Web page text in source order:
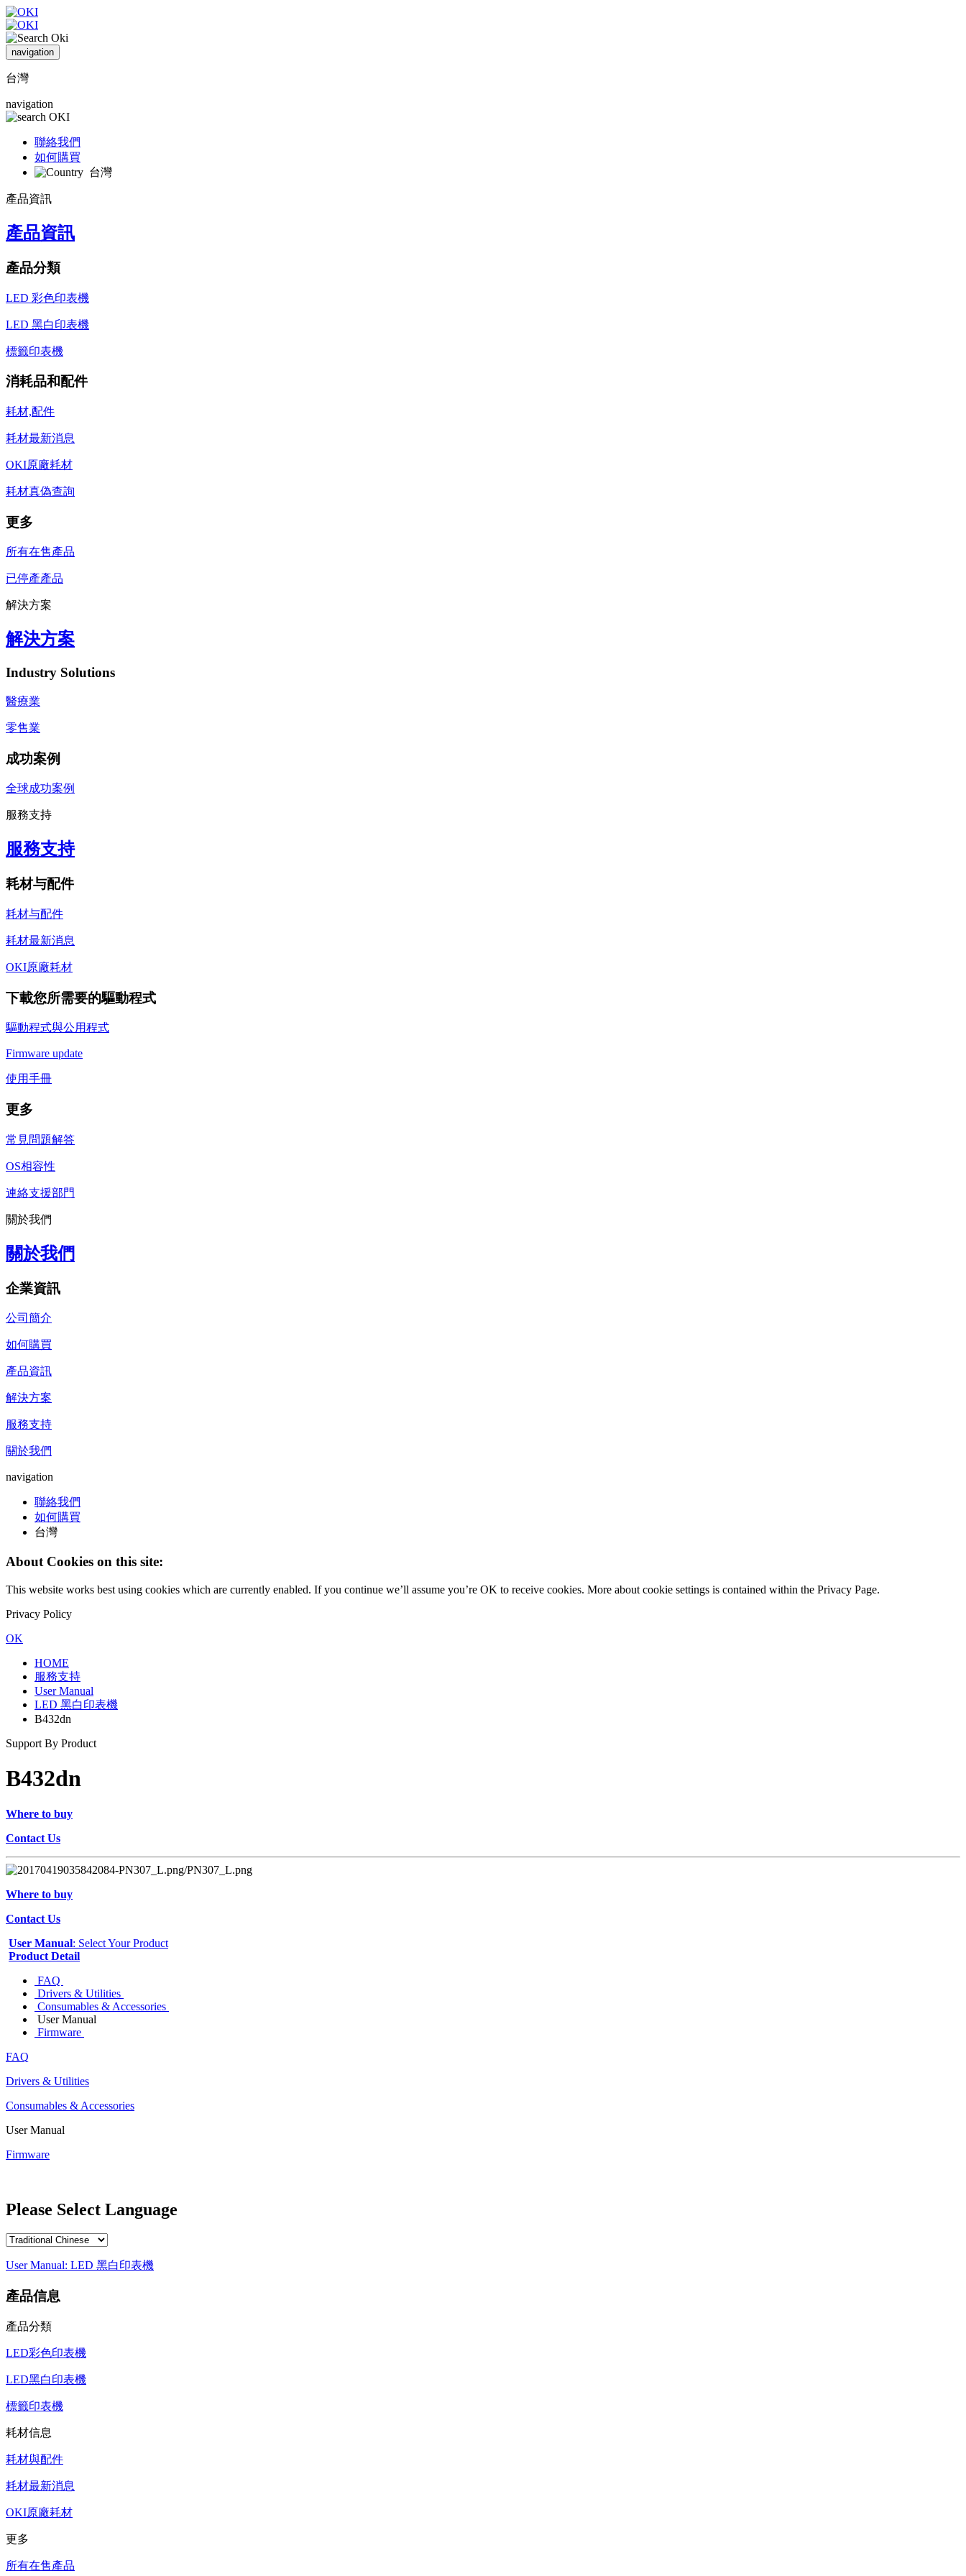
navigation
台灣
navigation
聯絡我們
如何購買
台灣
產品資訊
產品資訊
產品分類
LED 彩色印表機
LED 黑白印表機
標籤印表機
消耗品和配件
耗材,配件
耗材最新消息
OKI原廠耗材
耗材真偽查詢
更多
所有在售產品
已停產產品
解決方案
解決方案
Industry Solutions
醫療業
零售業
成功案例
全球成功案例
服務支持
服務支持
耗材与配件
耗材与配件
耗材最新消息
OKI原廠耗材
下載您所需要的驅動程式
驅動程式與公用程式
Firmware update
使用手冊
更多
常見問題解答
OS相容性
連絡支援部門
關於我們
關於我們
企業資訊
公司簡介
如何購買
產品資訊
解決方案
服務支持
關於我們
navigation
聯絡我們
如何購買
台灣
About Cookies on this site:
This website works best using cookies which are currently enabled. If you continue we’ll assume you’re OK to receive cookies. More about cookie settings is contained within the Privacy Page.
Privacy Policy
OK
HOME
服務支持
User Manual
LED 黑白印表機
B432dn
Support By Product
B432dn
Where to buy
Contact Us
Where to buy
Contact Us
User Manual: Select Your Product
Product Detail
FAQ
Drivers & Utilities
Consumables & Accessories
User Manual
Firmware
FAQ
Drivers & Utilities
Consumables & Accessories
User Manual
Firmware
Please Select Language
User Manual: LED 黑白印表機
產品信息
產品分類
LED彩色印表機
LED黑白印表機
標籤印表機
耗材信息
耗材與配件
耗材最新消息
OKI原廠耗材
更多
所有在售產品